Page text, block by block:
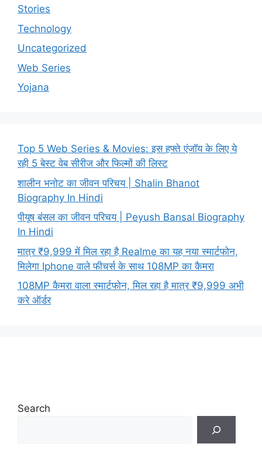
Stories
Technology
Uncategorized
Web Series
Yojana
Top 5 Web Series & Movies: इस हफ्ते एंजॉय के लिए ये
रही 5 बेस्ट वेब सीरीज और फिल्मों की लिस्ट
शालीन भनोट का जीवन परिचय | Shalin Bhanot
Biography In Hindi
पीयूष बंसल का जीवन परिचय | Peyush Bansal Biography
In Hindi
मात्र ₹9,999 में मिल रहा है Realme का यह नया स्मार्टफोन,
मिलेगा Iphone वाले फीचर्स के साथ 108MP का कैमरा
108MP कैमरा वाला स्मार्टफोन, मिल रहा है मात्र ₹9,999 अभी
करे ऑर्डर
Search